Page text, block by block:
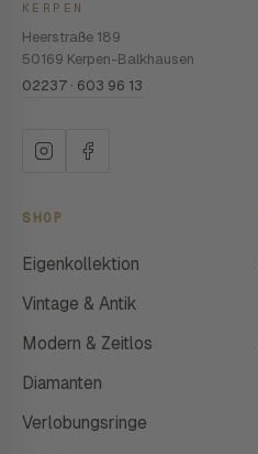
KERPEN
Heerstraße 189
50169 Kerpen-Balkhausen
02237 · 603 96 13
SHOP
Eigenkollektion
Vintage & Antik
Modern & Zeitlos
Diamanten
Verlobungsringe